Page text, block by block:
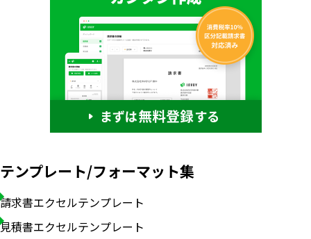
テンプレート/フォーマット集
請求書エクセルテンプレート
見積書エクセルテンプレート